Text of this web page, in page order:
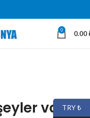
0 0.00
varTRY ₺